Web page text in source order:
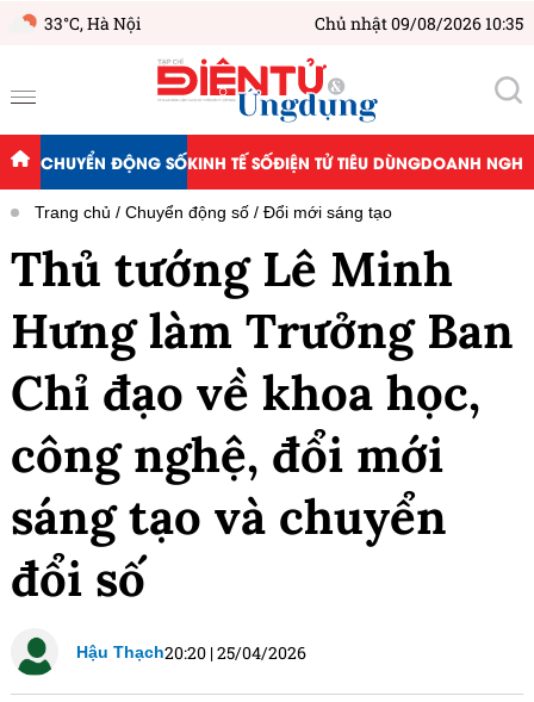
33°C,Hà Nội Chủ nhật 09/08/2026 10:35
CHUYỂN ĐỘNG SỐKINH TẾ SỐĐIỆN TỬ TIÊU DÙNGDOANH
Trang chủ Chuyển động số Đổi mới sáng tạo
Thủ tướng Lê Minh
Hưng làm Trưởng Ban
Chỉ đạo về khoa học,
công nghệ, đổi mới
sáng tạo và chuyển
đổi số
Hậu Thạch20:20 |25/04/2026